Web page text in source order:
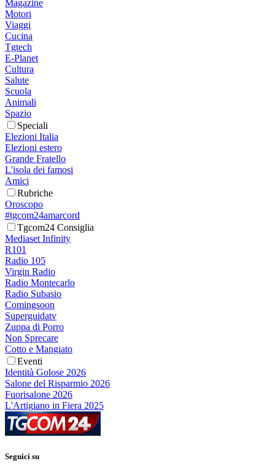
Magazine
Motori
Viaggi
Cucina
Tgtech
E-Planet
Cultura
Salute
Scuola
Animali
Spazio
Speciali
Elezioni Italia
Elezioni estero
Grande Fratello
L'isola dei famosi
Amici
Rubriche
Oroscopo
#tgcom24amarcord
Tgcom24 Consiglia
Mediaset Infinity
R101
Radio 105
Virgin Radio
Radio Montecarlo
Radio Subasio
Comingsoon
Superguidatv
Zuppa di Porro
Non Sprecare
Cotto e Mangiato
Eventi
Identità Golose 2026
Salone del Risparmio 2026
Fuorisalone 2026
L'Artigiano in Fiera 2025
Seguici su